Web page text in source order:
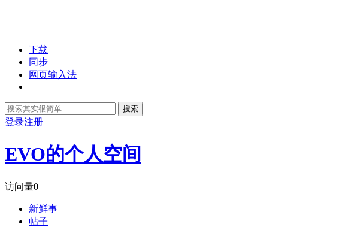
下载
同步
网页输入法
搜索
登录注册
EVO的个人空间
访问量0
新鲜事
帖子